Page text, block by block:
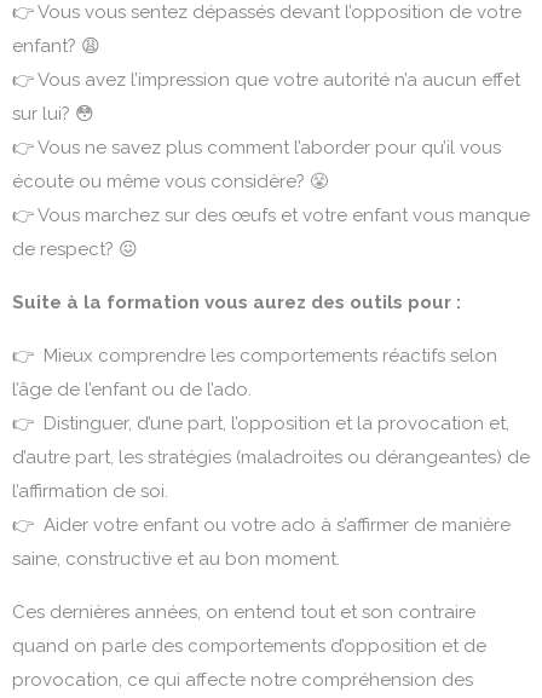
👉 Vous vous sentez dépassés devant l’opposition de votre
enfant? 😩
👉 Vous avez l’impression que votre autorité n’a aucun effet
sur lui? 😳
👉 Vous ne savez plus comment l’aborder pour qu’il vous
écoute ou même vous considère? 😤
👉 Vous marchez sur des œufs et votre enfant vous manque
de respect? 😖
Suite à la formation vous aurez des outils pour :
👉 Mieux comprendre les comportements réactifs selon
l’âge de l’enfant ou de l’ado.
👉 Distinguer, d’une part, l’opposition et la provocation et,
d’autre part, les stratégies (maladroites ou dérangeantes) de
l’affirmation de soi.
👉 Aider votre enfant ou votre ado à s’affirmer de manière
saine, constructive et au bon moment.
Ces dernières années, on entend tout et son contraire
quand on parle des comportements d’opposition et de
provocation, ce qui affecte notre compréhension des